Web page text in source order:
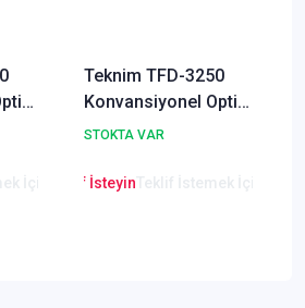
İçin Tıklayınız
Teknim TFD-3250
Konvansiyonel Optik
Duman ve Isı
Sensör)
STOKTA VAR
Lütfen Teklif İsteyin